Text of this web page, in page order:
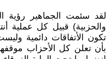
لقد سئمت الجماهير رؤية
والحزبية) قبيل كل عملية
تكون الأتفاقات دائمية
بأن تعلن كل الأحزاب